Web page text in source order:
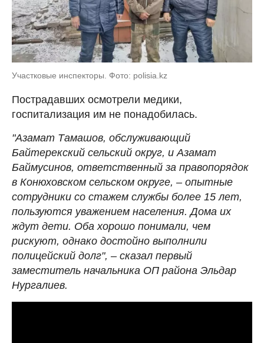
Участковые инспекторы. Фото: polisia.kz
Пострадавших осмотрели медики,
госпитализация им не понадобилась.
"Азамат Тамашов, обслуживающий
Байтерекский сельский округ, и Азамат
Баймусинов, ответственный за правопорядок
в Конюховском сельском округе, – опытные
сотрудники со стажем службы более 15 лет,
пользуются уважением населения. Дома их
ждут дети. Оба хорошо понимали, чем
рискуют, однако достойно выполнили
полицейский долг", – сказал первый
заместитель начальника ОП района Эльдар
Нургалиев.